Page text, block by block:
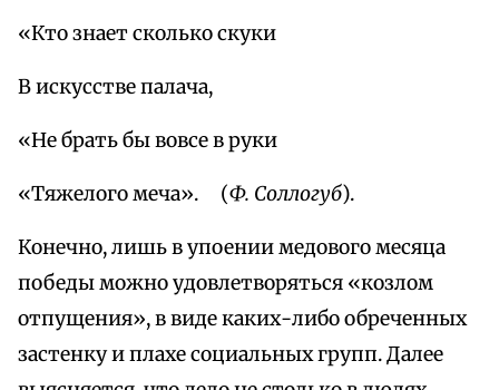
«Кто знает сколько скуки
В искусстве палача,
«Не брать бы вовсе в руки
«Тяжелого меча». (Ф. Соллогуб).
Конечно, лишь в упоении медового месяца
победы можно удовлетворяться «козлом
отпущения», в виде каких-либо обреченных
застенку и плахе социальных групп. Далее